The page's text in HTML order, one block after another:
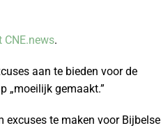
CNE.news.
aan te bieden voor de
„moeilijk gemaakt.”
excuses te maken voor Bijbelse